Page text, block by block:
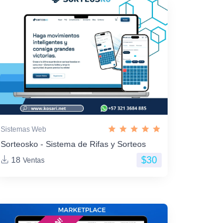
Sistemas Web
Sorteosko - Sistema de Rifas y Sorteos
18 Ventas $30